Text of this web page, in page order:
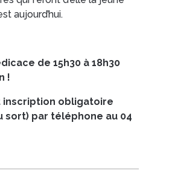
aujourd’hui.
de 15h30 à 18h30
!
inscription obligatoire
sort) par téléphone au 04